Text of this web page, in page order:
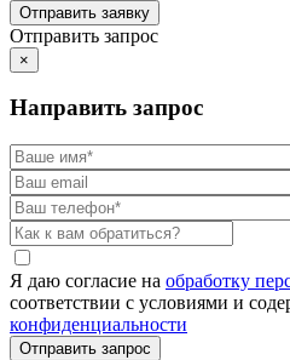
Отправить запрос
×
Направить запрос
Я даю согласие на обработку
соответствии с условиями и
конфиденциальности